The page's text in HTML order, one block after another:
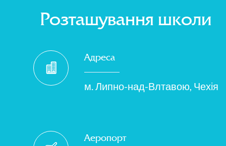
Розташування школи
Адреса
м. Липно-над-Влтавою, Чехія
Аеропорт